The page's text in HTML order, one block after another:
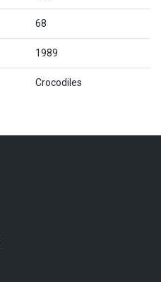
68
1989
Crocodiles